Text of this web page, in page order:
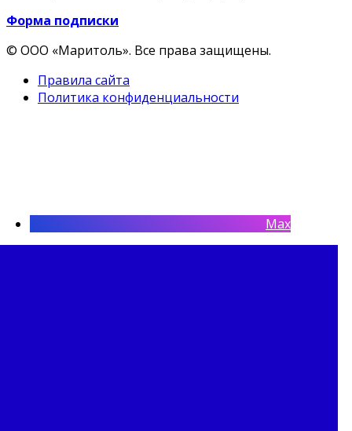
Форма подписки
© ООО «Маритоль». Все права защищены.
Правила сайта
Политика конфиденциальности
Max